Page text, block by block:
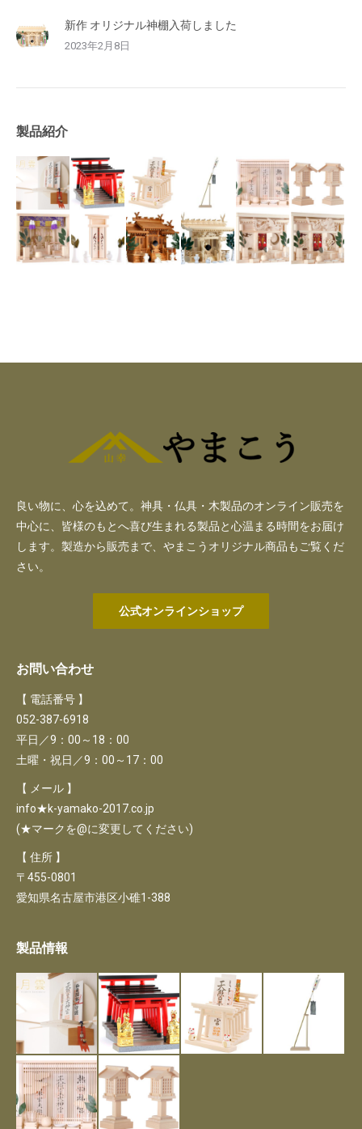
新作 オリジナル神棚入荷しました
2023年2月8日
製品紹介
良い物に、心を込めて。神具・仏具・木製品のオンライン販売を
中心に、皆様のもとへ喜び生まれる製品と心温まる時間をお届け
します。製造から販売まで、やまこうオリジナル商品もご覧くだ
さい。
公式オンラインショップ
お問い合わせ
【 電話番号 】
052-387-6918
平日／9：00～18：00
土曜・祝日／9：00～17：00
【 メール 】
info★k-yamako-2017.co.jp
(★マークを@に変更してください)
【 住所 】
〒455-0801
愛知県名古屋市港区小碓1-388
製品情報